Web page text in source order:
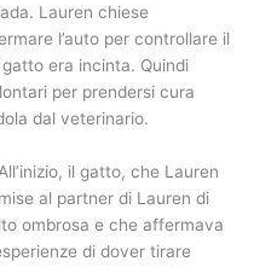
Lauren chiese
l’auto per controllare il
era incinta. Quindi
per prendersi cura
dal veterinario.
il gatto, che Lauren
al partner di Lauren di
ombrosa e che affermava
di dover tirare